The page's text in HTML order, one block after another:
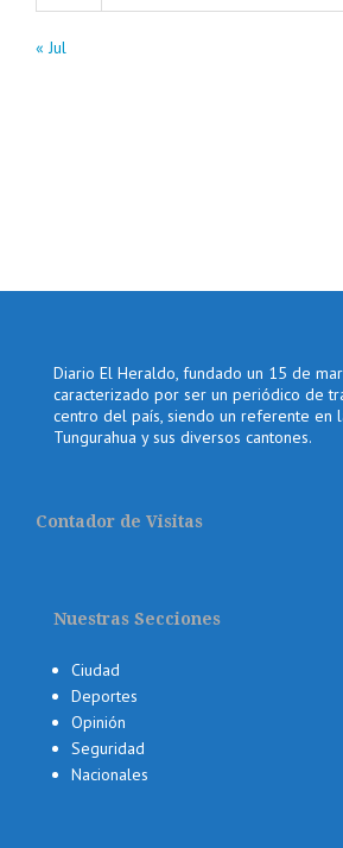
« Jul
Diario El Heraldo, fundado un 15 de
caracterizado por ser un periódico de
centro del país, siendo un referente en
Tungurahua y sus diversos cantones.
Contador de Visitas
Nuestras Secciones
Ciudad
Deportes
Opinión
Seguridad
Nacionales